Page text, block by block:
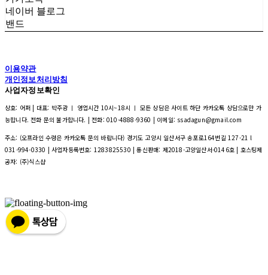
네이버 블로그
밴드
이용약관
개인정보처리방침
사업자정보확인
상호: 어퍼 | 대표: 박주광 ㅣ 영업시간 10시~18시 ㅣ 모든 상담은 사이트 하단 카카오톡 상담으로만 가
능합니다. 전화 문의 불가합니다. | 전화: 010-4888-9360 | 이메일: ssadagun@gmail.com
주소: (오프라인 수령은 카카오톡 문의 바랍니다) 경기도 고양시 일산서구 송포로164번길 127-21 l
031-994-0330 | 사업자등록번호: 1283825530 | 통신판매: 제2018-고양일산서-0146호 | 호스팅제
공자: (주)식스샵